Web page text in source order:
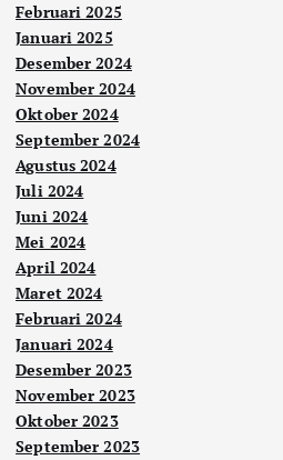
Februari 2025
Januari 2025
Desember 2024
November 2024
Oktober 2024
September 2024
Agustus 2024
Juli 2024
Juni 2024
Mei 2024
April 2024
Maret 2024
Februari 2024
Januari 2024
Desember 2023
November 2023
Oktober 2023
September 2023